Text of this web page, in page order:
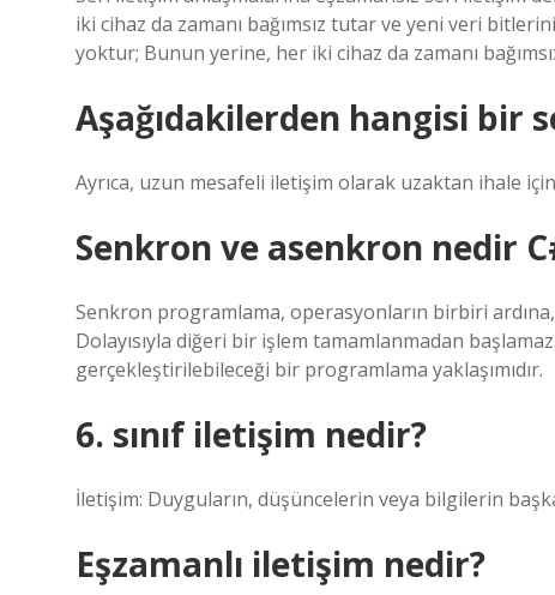
iki cihaz da zamanı bağımsız tutar ve yeni veri
yoktur; Bunun yerine, her iki cihaz da zamanı
Aşağıdakilerden hangisi bir
Ayrıca, uzun mesafeli iletişim olarak uzaktan ihale
Senkron ve asenkron nedir
Senkron programlama, operasyonların birbiri ardına,
Dolayısıyla diğeri bir işlem tamamlanmadan
gerçekleştirilebileceği bir programlama yaklaşımıdır.
6. sınıf iletişim nedir?
İletişim: Duyguların, düşüncelerin veya bilgilerin
Eşzamanlı iletişim nedir?